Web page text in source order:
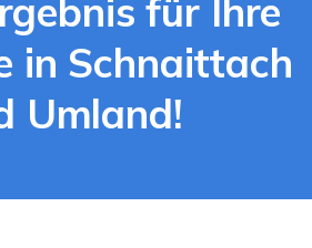
für Ihre
in Schnaittach
Umland!